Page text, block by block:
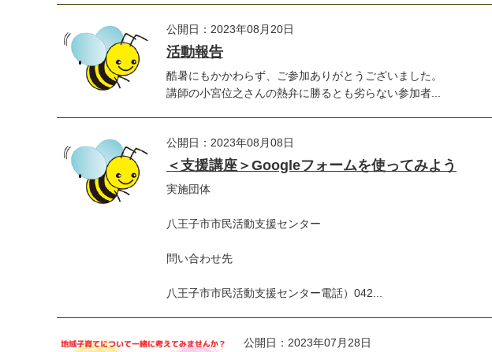
公開日：2023年08月20日
活動報告
酷暑にもかかわらず、ご参加ありがとうございました。
講師の小宮位之さんの熱弁に勝るとも劣らない参加者...
公開日：2023年08月08日
＜支援講座＞Googleフォームを使ってみよう
実施団体
八王子市市民活動支援センター
問い合わせ先
八王子市市民活動支援センター電話）042...
公開日：2023年07月28日